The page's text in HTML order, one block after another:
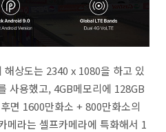
상도는 2340 x 1080을 하고 있
사용했고, 4GB메모리에 128GB
면 1600만화소 + 800만화소의
메라는 셀프카메라에 특화해서 1